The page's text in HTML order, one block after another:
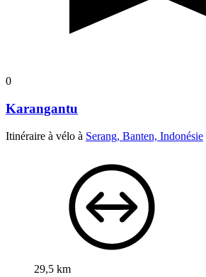
0
Karangantu
Itinéraire à vélo à Serang, Banten, Indonésie
29,5 km